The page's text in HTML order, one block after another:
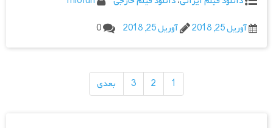
آوریل 25, 2018
آوریل 25, 2018 0
1
2
3 بعدی